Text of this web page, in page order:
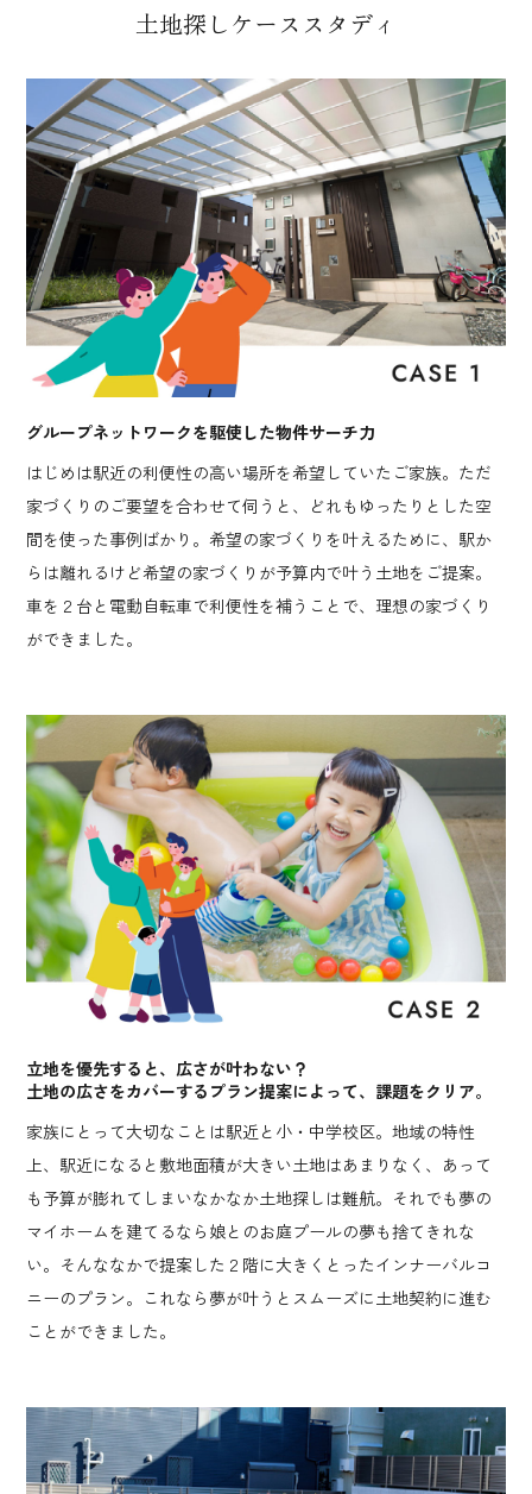
土地探しケーススタディ
グループネットワークを駆使した物件サーチ力
はじめは駅近の利便性の高い場所を希望していたご家族。ただ
家づくりのご要望を合わせて伺うと、どれもゆったりとした空
間を使った事例ばかり。希望の家づくりを叶えるために、駅か
らは離れるけど希望の家づくりが予算内で叶う土地をご提案。
車を２台と電動自転車で利便性を補うことで、理想の家づくり
ができました。
立地を優先すると、広さが叶わない？
土地の広さをカバーするプラン提案によって、課題をクリア。
家族にとって大切なことは駅近と小・中学校区。地域の特性
上、駅近になると敷地面積が大きい土地はあまりなく、あって
も予算が膨れてしまいなかなか土地探しは難航。それでも夢の
マイホームを建てるなら娘とのお庭プールの夢も捨てきれな
い。そんななかで提案した２階に大きくとったインナーバルコ
ニーのプラン。これなら夢が叶うとスムーズに土地契約に進む
ことができました。